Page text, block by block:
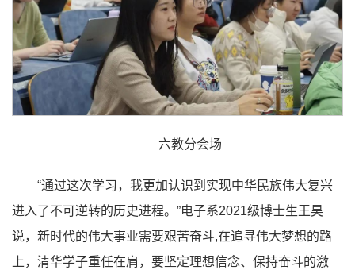
六教分会场
“通过这次学习，我更加认识到实现中华民族伟大复兴
进入了不可逆转的历史进程。”电子系2021级博士生王昊
说，新时代的伟大事业需要艰苦奋斗,在追寻伟大梦想的路
上，清华学子重任在肩，要坚定理想信念、保持奋斗的激